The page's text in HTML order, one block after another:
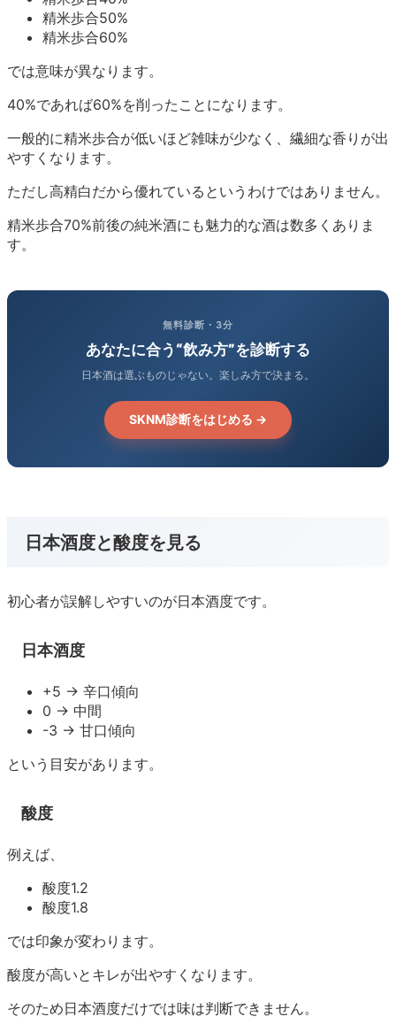
精米歩合50%
精米歩合60%
では意味が異なります。
40%であれば60%を削ったことになります。
一般的に精米歩合が低いほど雑味が少なく、繊細な香りが出
やすくなります。
ただし高精白だから優れているというわけではありません。
精米歩合70%前後の純米酒にも魅力的な酒は数多くありま
す。
無料診断・3分
あなたに合う“飲み方”を診断する
日本酒は選ぶものじゃない。楽しみ方で決まる。
SKNM診断をはじめる →
日本酒度と酸度を見る
初心者が誤解しやすいのが日本酒度です。
日本酒度
+5 → 辛口傾向
0 → 中間
-3 → 甘口傾向
という目安があります。
酸度
例えば、
酸度1.2
酸度1.8
では印象が変わります。
酸度が高いとキレが出やすくなります。
そのため日本酒度だけでは味は判断できません。